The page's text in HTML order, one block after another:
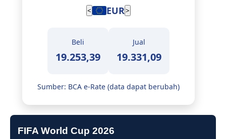
< EUR>
Beli
19.253,39
Jual
19.331,09
Sumber: BCA e-Rate (data dapat berubah)
FIFA World Cup 2026